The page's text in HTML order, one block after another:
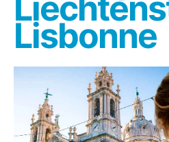
Lisbonne